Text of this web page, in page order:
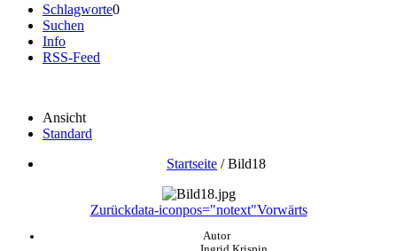
Schlagworte0
Suchen
Info
RSS-Feed
Ansicht
Standard
Startseite /Bild18
Zurückdata-iconpos="notext"Vorwärts
Autor